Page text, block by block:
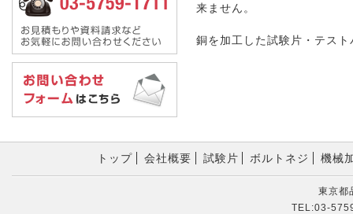
来ません。
銅を加工した試験片・テス
トップ 会社概要 試験片 ボルトネジ 機械
東京都
TEL:03-